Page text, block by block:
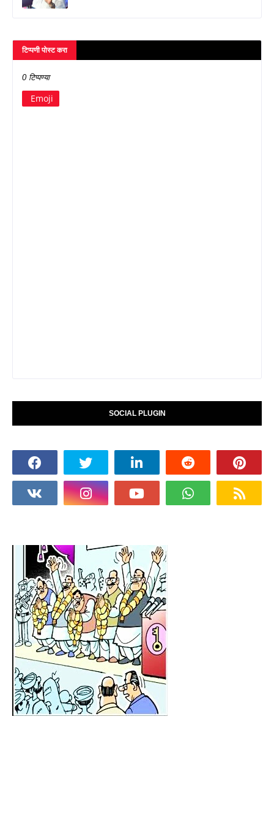
टिप्पणी पोस्ट करा
0 टिप्पण्या
Emoji
SOCIAL PLUGIN